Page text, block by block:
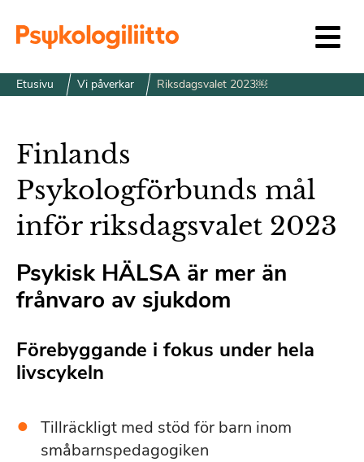
Etusivu Vi påverkar Riksdagsvalet 2023￼
Finlands
Psykologförbunds mål
inför riksdagsvalet 2023
Psykisk HÄLSA är mer än
frånvaro av sjukdom
Förebyggande i fokus under hela
livscykeln
Tillräckligt med stöd för barn inom
småbarnspedagogiken